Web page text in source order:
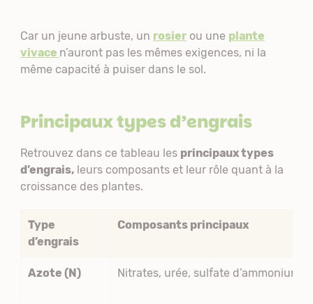
Car un jeune arbuste, un rosierou une plante
vivace n’auront pas les mêmes exigences, ni la
même capacité à puiser dans le sol.
Principaux types d’engrais
Retrouvez dans ce tableau les principaux types
d’engrais, leurs composants et leur rôle quant à la
croissance des plantes.
Type
d’engrais
Composants principaux
Azote (N) Nitrates, urée, sulfate d’ammonium